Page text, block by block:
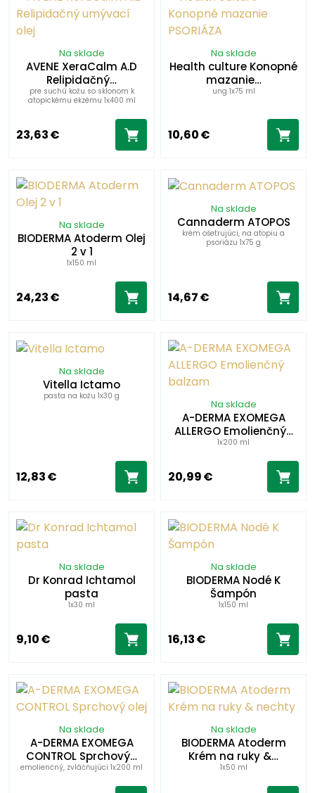
Na sklade
AVENE XeraCalm A.D
Relipidačný…
pre suchú kožu so sklonom k
atopickému ekzému 1x400 ml
23,63 €
Na sklade
Health culture Konopné
mazanie…
ung 1x75 ml
10,60 €
Na sklade
BIODERMA Atoderm Olej
2 v 1
1x150 ml
24,23 €
Na sklade
Cannaderm ATOPOS
krém ošetrujúci, na atopiu a
psoriázu 1x75 g
14,67 €
Na sklade
Vitella Ictamo
pasta na kožu 1x30 g
12,83 €
Na sklade
A-DERMA EXOMEGA
ALLERGO Emolienčný…
1x200 ml
20,99 €
Na sklade
Dr Konrad Ichtamol
pasta
1x30 ml
9,10 €
Na sklade
BIODERMA Nodé K
Šampón
1x150 ml
16,13 €
Na sklade
A-DERMA EXOMEGA
CONTROL Sprchový…
emolienčný, zvláčňujúci 1x200 ml
Na sklade
BIODERMA Atoderm
Krém na ruky &…
1x50 ml